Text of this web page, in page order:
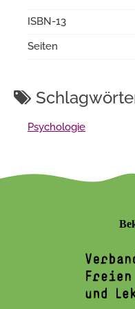
ISBN-13
Seiten
Psychologie